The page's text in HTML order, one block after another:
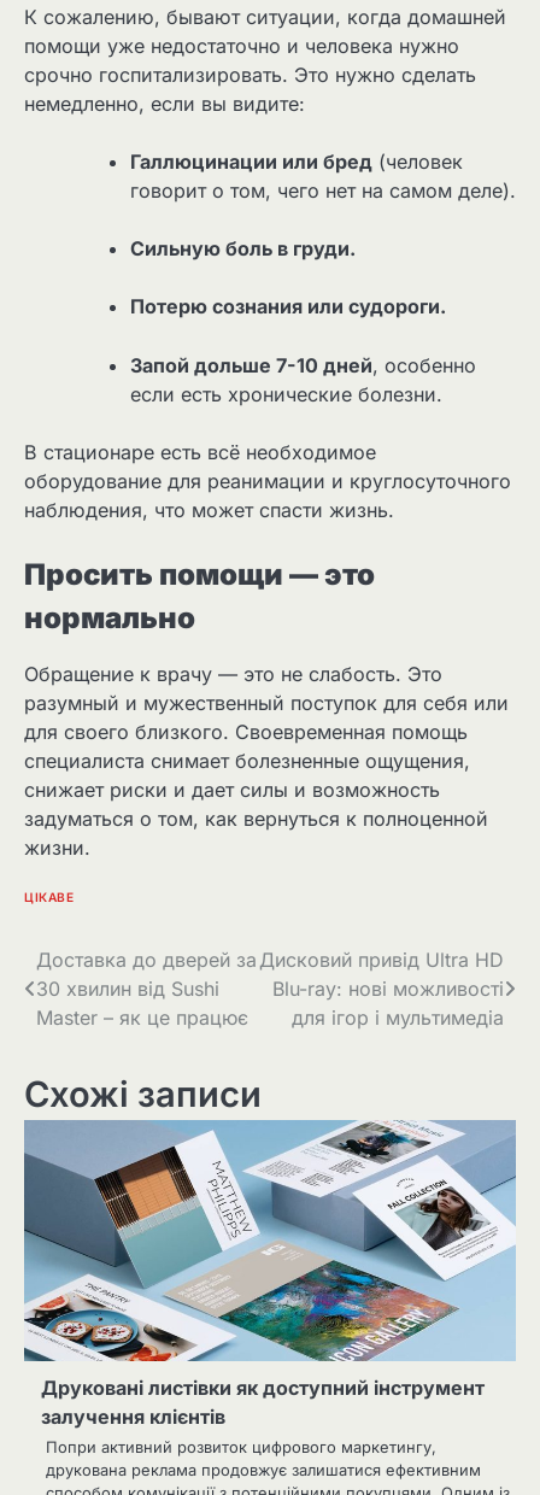
К сожалению, бывают ситуации, когда домашней
помощи уже недостаточно и человека нужно
срочно госпитализировать. Это нужно сделать
немедленно, если вы видите:
Галлюцинации или бред (человек
говорит о том, чего нет на самом деле).
Сильную боль в груди.
Потерю сознания или судороги.
Запой дольше 7-10 дней, особенно
если есть хронические болезни.
В стационаре есть всё необходимое
оборудование для реанимации и круглосуточного
наблюдения, что может спасти жизнь.
Просить помощи — это
нормально
Обращение к врачу — это не слабость. Это
разумный и мужественный поступок для себя или
для своего близкого. Своевременная помощь
специалиста снимает болезненные ощущения,
снижает риски и дает силы и возможность
задуматься о том, как вернуться к полноценной
жизни.
ЦІКАВЕ
Навігація
записів
Доставка до дверей за
30 хвилин від Sushi
Master – як це працює
Дисковий привід Ultra HD
Blu-ray: нові можливості
для ігор і мультимедіа
Схожі записи
Друковані листівки як доступний інструмент
залучення клієнтів
Попри активний розвиток цифрового маркетингу,
друкована реклама продовжує залишатися ефективним